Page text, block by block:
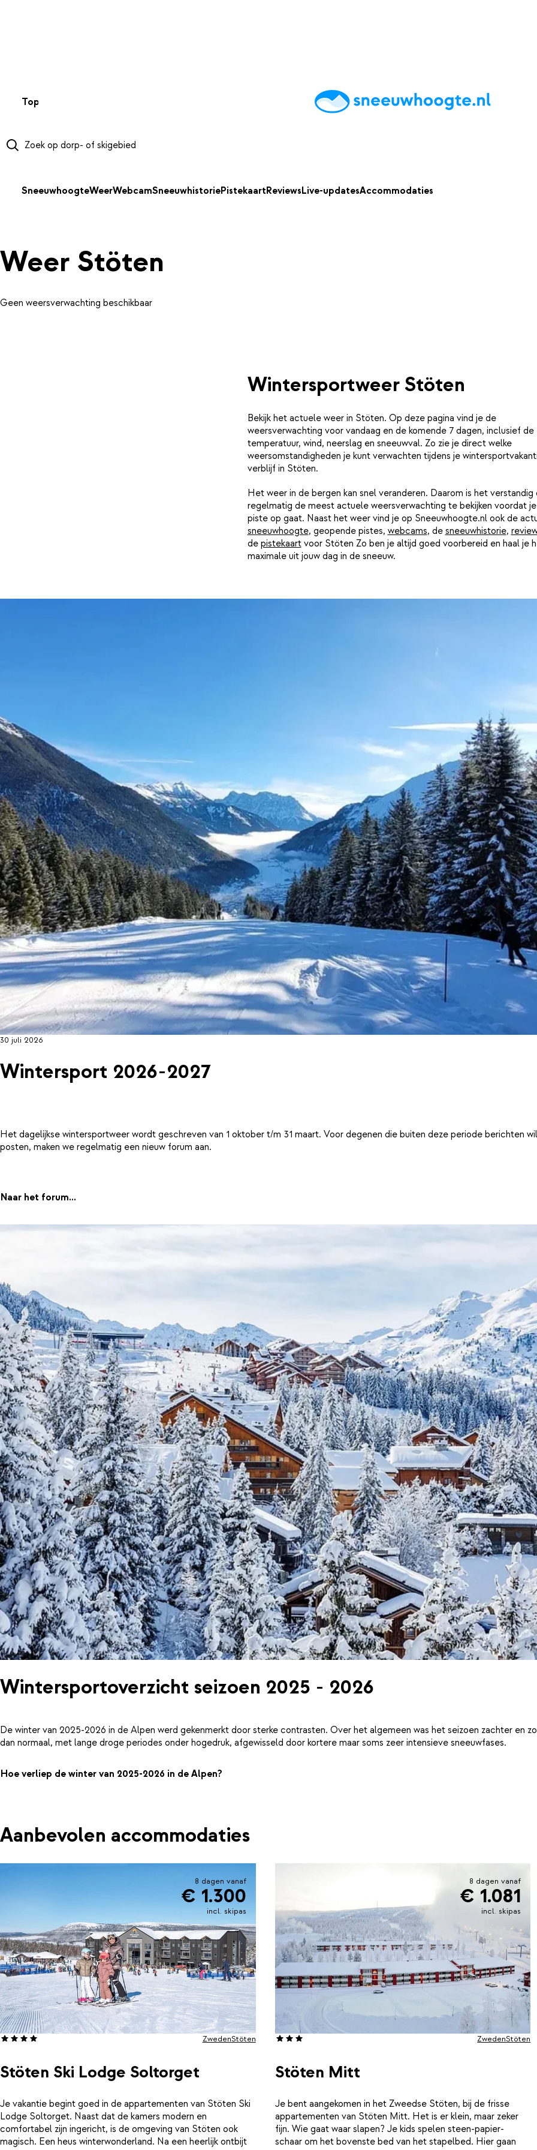
Top 50 AccommodatiesTipsReviewsLive updatesApp
SneeuwhoogteWeerWebcamSneeuwhistoriePistekaartReviewsLive-updatesAccommodaties
Weer Stöten
Geen weersverwachting beschikbaar
Wintersportweer Stöten
Bekijk het actuele weer in Stöten. Op deze pagina vind je de
weersverwachting voor vandaag en de komende 7 dagen, inclusief de
temperatuur, wind, neerslag en sneeuwval. Zo zie je direct welke
weersomstandigheden je kunt verwachten tijdens je
verblijf in Stöten.
Het weer in de bergen kan snel veranderen. Daarom is het verstandig
regelmatig de meest actuele weersverwachting te bekijken voordat
piste op gaat. Naast het weer vind je op Sneeuwhoogte.nl ook de
sneeuwhoogte, geopende pistes, webcams, de sneeuwhistorie,
de pistekaartvoor Stöten Zo ben je altijd goed voorbereid en haal je
maximale uit jouw dag in de sneeuw.
30 juli 2026
Wintersport 2026-2027
Het dagelijkse wintersportweer wordt geschreven van 1 oktober t/m 31 maart. Voor degenen die buiten deze periode berichten
posten, maken we regelmatig een nieuw forum aan.
Naar het forum...
Wintersportoverzicht seizoen 2025 - 2026
De winter van 2025-2026 in de Alpen werd gekenmerkt door sterke contrasten. Over het algemeen was het seizoen zachter en
dan normaal, met lange droge periodes onder hogedruk, afgewisseld door kortere maar soms zeer intensieve sneeuwfases.
Hoe verliep de winter van 2025-2026 in de Alpen?
Aanbevolen accommodaties
8 dagen vanaf
€ 1.300
incl. skipas
Stöten Ski Lodge Soltorget
ZwedenStöten
Je vakantie begint goed in de appartementen van Stöten Ski
Lodge Soltorget. Naast dat de kamers modern en
comfortabel zijn ingericht, is de omgeving van Stöten ook
magisch. Een heus winterwonderland. Na een heerlijk ontbijt
8 dagen vanaf
€ 1.081
incl. skipas
Stöten Mitt
ZwedenStöten
Je bent aangekomen in het Zweedse Stöten, bij de frisse
appartementen van Stöten Mitt. Het is er klein, maar zeker
fijn. Wie gaat waar slapen? Je kids spelen steen-papier-
schaar om het bovenste bed van het stapelbed. Hier gaan